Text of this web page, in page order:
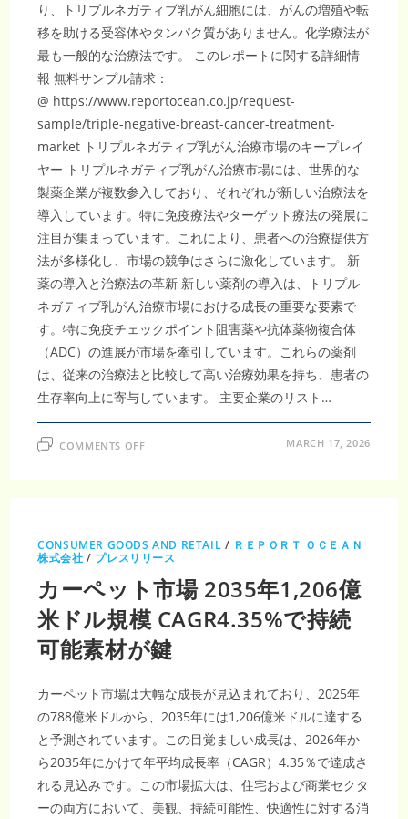
り、トリプルネガティブ乳がん細胞には、がんの増殖や転
移を助ける受容体やタンパク質がありません。化学療法が
最も一般的な治療法です。 このレポートに関する詳細情
報 無料サンプル請求：
@ https://www.reportocean.co.jp/request-
sample/triple-negative-breast-cancer-treatment-
market トリプルネガティブ乳がん治療市場のキープレイ
ヤー トリプルネガティブ乳がん治療市場には、世界的な
製薬企業が複数参入しており、それぞれが新しい治療法を
導入しています。特に免疫療法やターゲット療法の発展に
注目が集まっています。これにより、患者への治療提供方
法が多様化し、市場の競争はさらに激化しています。 新
薬の導入と治療法の革新 新しい薬剤の導入は、トリプル
ネガティブ乳がん治療市場における成長の重要な要素で
す。特に免疫チェックポイント阻害薬や抗体薬物複合体
（ADC）の進展が市場を牽引しています。これらの薬剤
は、従来の治療法と比較して高い治療効果を持ち、患者の
生存率向上に寄与しています。 主要企業のリスト…
COMMENTS OFFON
ィ
ブ
乳
ん
治
療
市
場、
2035
年
8,580
万
米
ド
ル
規
模
へ
｜
CAGR3.7%
の
MARCH 17, 2026
CONSUMER GOODS AND RETAIL / ＲＥＰＯＲＴ ＯＣＥＡＮ
株式会社 / プレスリリース
カーペット市場 2035年1,206億
米ドル規模 CAGR4.35%で持続
可能素材が鍵
カーペット市場は大幅な成長が見込まれており、2025年
の788億米ドルから、2035年には1,206億米ドルに達する
と予測されています。この目覚ましい成長は、2026年か
ら2035年にかけて年平均成長率（CAGR）4.35％で達成さ
れる見込みです。この市場拡大は、住宅および商業セクタ
ーの両方において、美観、持続可能性、快適性に対する消